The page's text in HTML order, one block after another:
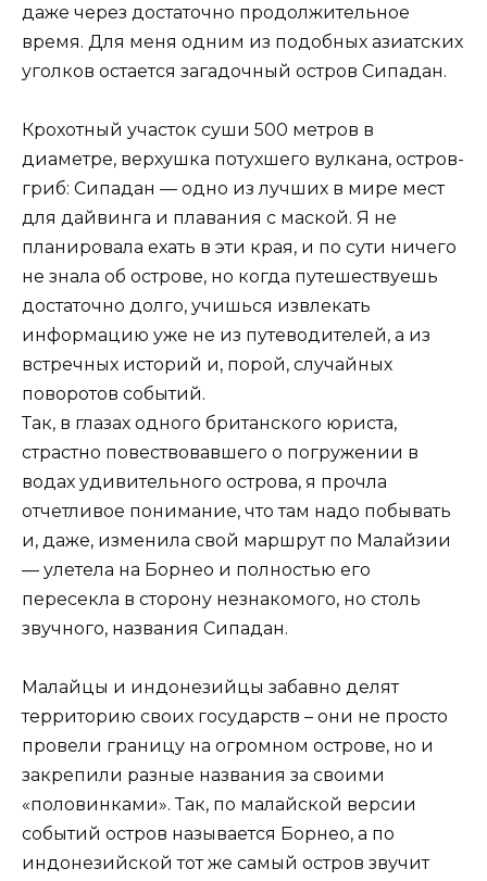
даже через достаточно продолжительное
время. Для меня одним из подобных азиатских
уголков остается загадочный остров Сипадан.
Крохотный участок суши 500 метров в
диаметре, верхушка потухшего вулкана, остров-
гриб: Сипадан — одно из лучших в мире мест
для дайвинга и плавания с маской. Я не
планировала ехать в эти края, и по сути ничего
не знала об острове, но когда путешествуешь
достаточно долго, учишься извлекать
информацию уже не из путеводителей, а из
встречных историй и, порой, случайных
поворотов событий.
Так, в глазах одного британского юриста,
страстно повествовавшего о погружении в
водах удивительного острова, я прочла
отчетливое понимание, что там надо побывать
и, даже, изменила свой маршрут по Малайзии
— улетела на Борнео и полностью его
пересекла в сторону незнакомого, но столь
звучного, названия Сипадан.
Малайцы и индонезийцы забавно делят
территорию своих государств – они не просто
провели границу на огромном острове, но и
закрепили разные названия за своими
«половинками». Так, по малайской версии
событий остров называется Борнео, а по
индонезийской тот же самый остров звучит